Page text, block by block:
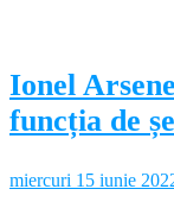
Ionel
funcția de
miercuri 15 iunie